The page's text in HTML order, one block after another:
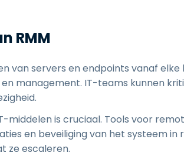
RMM
van servers en endpoints vanaf elke
management. IT-teams kunnen
middelen is cruciaal. Tools voor
en beveiliging van het systeem in
ze escaleren.